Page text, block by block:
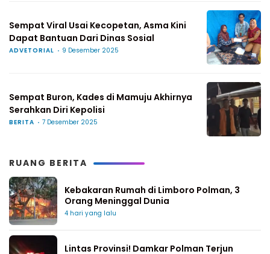
Sempat Viral Usai Kecopetan, Asma Kini
Dapat Bantuan Dari Dinas Sosial
ADVETORIAL 9 Desember 2025
Sempat Buron, Kades di Mamuju Akhirnya
Serahkan Diri Kepolisi
BERITA 7 Desember 2025
RUANG BERITA
Kebakaran Rumah di Limboro Polman, 3
Orang Meninggal Dunia
4 hari yang lalu
Lintas Provinsi! Damkar Polman Terjun